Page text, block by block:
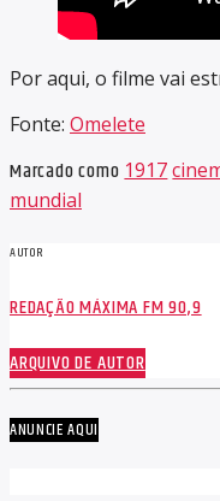
Por aqui, o filme vai
Fonte: Omelete
Marcado como1917
mundial
AUTOR
REDAÇÃO MÁXIMA FM 90,9
ARQUIVO DE AUTOR
ANUNCIE AQUI